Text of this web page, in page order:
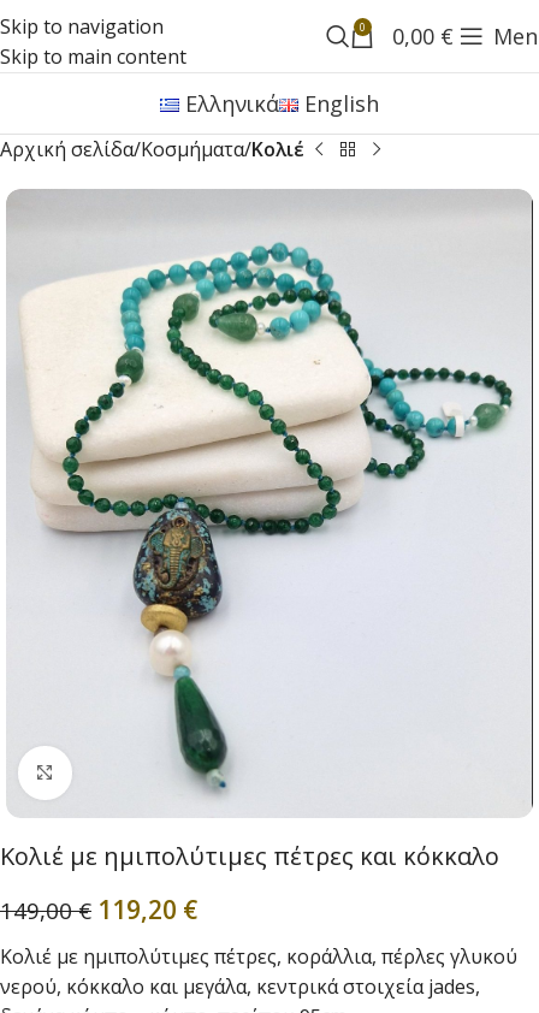
Skip to navigation
Skip to main content
0 0,00 €
Ελληνικά English
Αρχική σελίδα Κοσμήματα Κολιέ
Click to enlarge
Κολιέ με ημιπολύτιμες πέτρες και κόκκαλο
149,00€ 119,20 €
Κολιέ με ημιπολύτιμες πέτρες, κοράλλια, πέρλες γλυκού
νερού, κόκκαλο και μεγάλα, κεντρικά στοιχεία jades,